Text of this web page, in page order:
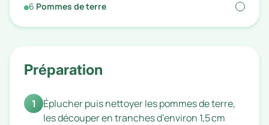
6 Pommes de terre
Préparation
1
Éplucher puis nettoyer les pommes de terre,
les découper en tranches d’environ 1,5 cm